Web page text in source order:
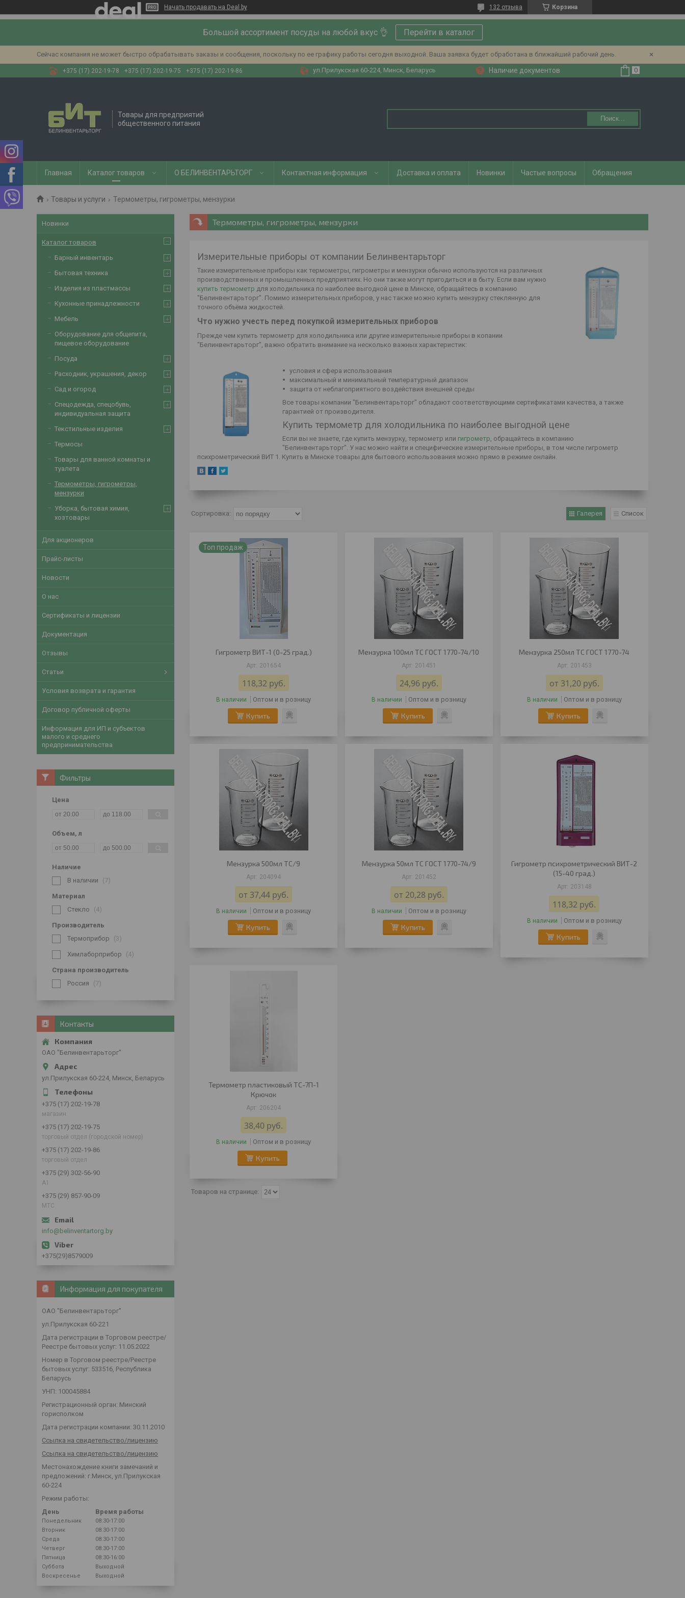
Начать продавать на Deal.by Корзина
132 отзыва
Большой ассортимент посуды на любой вкус 👌 Перейти в каталог
Сейчас компания не может быстро обрабатывать заказы и сообщения, поскольку по ее графику работы сегодня выходной. Ваша заявка будет обработана в ближайший рабочий день.
+375 (17) 202-19-78 +375 (17) 202-19-75 +375 (17) 202-19-86 ул.Прилукская 60-224, Минск, Беларусь Наличие документов
Товары для предприятий
общественного питания
Поиск...
Главная Каталог товаров О БЕЛИНВЕНТАРЬТОРГ Контактная информация Доставка и оплата Новинки Частые вопросы Обращения
Товары и услуги Термометры, гигрометры, мензурки
Термометры, гигрометры, мензурки
Измерительные приборы от компании Белинвентарьторг
Такие измерительные приборы как термометры, гигрометры и мензурки обычно используются на различных
производственных и промышленных предприятиях. Но они также могут пригодиться и в быту. Если вам нужно
купить термометр для холодильника по наиболее выгодной цене в Минске, обращайтесь в компанию
"Белинвентарьторг". Помимо измерительных приборов, у нас также можно купить мензурку стеклянную для
точного объёма жидкостей.
Что нужно учесть перед покупкой измерительных приборов
Прежде чем купить термометр для холодильника или другие измерительные приборы в копании
"Белинвентарьторг", важно обратить внимание на несколько важных характеристик:
условия и сфера использования
максимальный и минимальный температурный диапазон
защита от неблагоприятного воздействия внешней среды
Все товары компании "Белинвентарьторг" обладают соответствующими сертификатами качества, а также
гарантией от производителя.
Купить термометр для холодильника по наиболее выгодной цене
Если вы не знаете, где купить мензурку, термометр или гигрометр , обращайтесь в компанию
"Белинвентарьторг". У нас можно найти и специфические измерительные приборы, в том числе гигрометр
психрометрический ВИТ 1. Купить в Минске товары для бытового использования можно прямо в режиме онлайн.
Галерея Список
Топ продаж
Гигрометр ВИТ-1 (0-25 град.)
201654
118,32 руб.
В наличии Оптом и в розницу
Купить
Мензурка 100мл ТС ГОСТ 1770-74/10
201451
24,96 руб.
В наличии Оптом и в розницу
Купить
Мензурка 250мл ТС ГОСТ 1770-74
201453
от 31,20 руб.
В наличии Оптом и в розницу
Купить
Мензурка 500мл ТС/9
204094
от 37,44 руб.
В наличии Оптом и в розницу
Купить
Мензурка 50мл ТС ГОСТ 1770-74/9
201452
от 20,28 руб.
В наличии Оптом и в розницу
Купить
Гигрометр психрометрический ВИТ-2
(15-40 град.)
203148
118,32 руб.
В наличии Оптом и в розницу
Купить
Термометр пластиковый ТС-7П-1
Крючок
206204
38,40 руб.
В наличии Оптом и в розницу
Купить
Новинки
Каталог товаров
Барный инвентарь
Бытовая техника
Изделия из пластмассы
Кухонные принадлежности
Мебель
Оборудование для общепита,
пищевое оборудование
Посуда
Расходник, украшения, декор
Сад и огород
Спецодежда, спецобувь,
индивидуальная защита
Текстильные изделия
Термосы
Товары для ванной комнаты и
туалета
Термометры, гигрометры,
мензурки
Уборка, бытовая химия,
хозтовары
Для акционеров
Прайс-листы
Новости
О нас
Сертификаты и лицензии
Документация
Отзывы
Статьи
Условия возврата и гарантия
Договор публичной оферты
Информация для ИП и субъектов
малого и среднего
предпринимательства
Фильтры
Цена
Объем, л
Наличие
В наличии
7
Материал
Стекло
4
Производитель
Термоприбор
3
Химлаборприбор 4
Страна производитель
Россия
7
Контакты
ОАО "Белинвентарьторг"
ул.Прилукская 60-224, Минск, Беларусь
+375 (17) 202-19-78
магазин
+375 (17) 202-19-75
торговый отдел (городской номер)
+375 (17) 202-19-86
торговый отдел
+375 (29) 302-56-90
А1
+375 (29) 857-90-09
МТС
info@belinventartorg.by
+375(29)8579009
Информация для покупателя
ОАО "Белинвентарьторг"
ул.Прилукская 60-221
Дата регистрации в Торговом реестре/
Реестре бытовых услуг: 11.05.2022
Номер в Торговом реестре/Реестре
бытовых услуг: 533516, Республика
Беларусь
УНП: 100045884
Регистрационный орган: Минский
горисполком
Дата регистрации компании: 30.11.2010
Ссылка на свидетельство/лицензию
Ссылка на свидетельство/лицензию
Местонахождение книги замечаний и
предложений: г.Минск, ул.Прилукская
60-224
Режим работы:
День
Время работы
Понедельник
08:30-17:00
Вторник
08:30-17:00
Среда
08:30-17:00
Четверг
08:30-17:00
Пятница
08:30-16:00
Суббота
Выходной
Воскресенье
Выходной